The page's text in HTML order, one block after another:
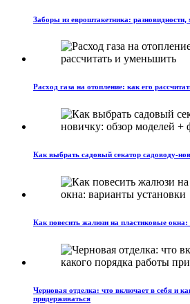
Заборы из евроштакетника:
Расход газа на отопление: как его
Как выбрать садовый секатор садоводу-
Как повесить жалюзи на пластиковые
Черновая отделка: что включает в себя и
придерживаться